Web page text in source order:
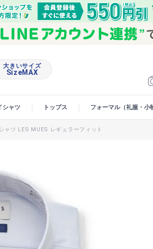
大きいサイズ
SizeMAX
シャツ トップス フォーマル（礼服・小
ャツ LES MUES レギュラーフィット